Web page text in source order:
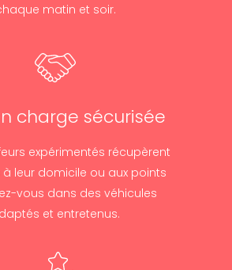
matin et soir.
charge sécurisée
expérimentés récupèrent
à leur domicile ou aux points
vous dans des véhicules
et entretenus.